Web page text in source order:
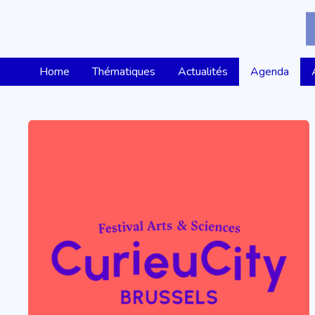
Home Thématiques Actualités Agenda